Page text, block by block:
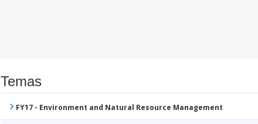
Temas
FY17 - Environment and Natural Resource Management